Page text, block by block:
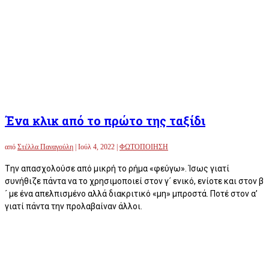
Ένα κλικ από το πρώτο της ταξίδι
από Στέλλα Παναγούλη | Ιούλ 4, 2022 | ΦΩΤΟΠΟΙΗΣΗ
Tην απασχολούσε από μικρή το ρήμα «φεύγω». Ίσως γιατί
συνήθιζε πάντα να το χρησιμοποιεί στον γ´ ενικό, ενίοτε και στον β
´ με ένα απελπισμένο αλλά διακριτικό «μη» μπροστά. Ποτέ στον α’
γιατί πάντα την προλαβαίναν άλλοι.